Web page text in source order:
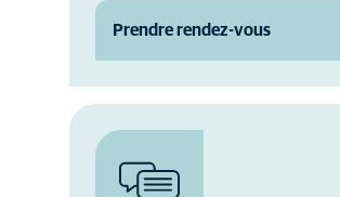
Prendre rendez-vous